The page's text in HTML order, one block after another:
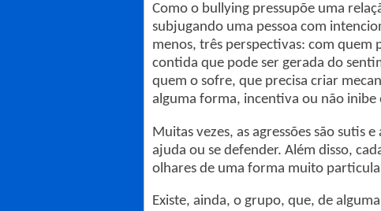
Como o bullying pressupõe uma
subjugando uma pessoa com
menos, três perspectivas: com quem
contida que pode ser gerada do
quem o sofre, que precisa criar
alguma forma, incentiva ou não inibe
Muitas vezes, as agressões são sutis
ajuda ou se defender. Além disso,
olhares de uma forma muito
Existe, ainda, o grupo, que, de